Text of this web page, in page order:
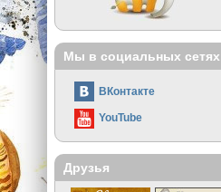
Мы в социальных сетях
ВКонтакте
YouTube
Друзья